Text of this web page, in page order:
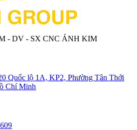
- DV - SX CNC ÁNH KIM
Quốc lộ 1A, KP2, Phường Tân Thới
Chí Minh